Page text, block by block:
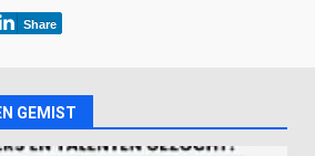
Share
GEMIST